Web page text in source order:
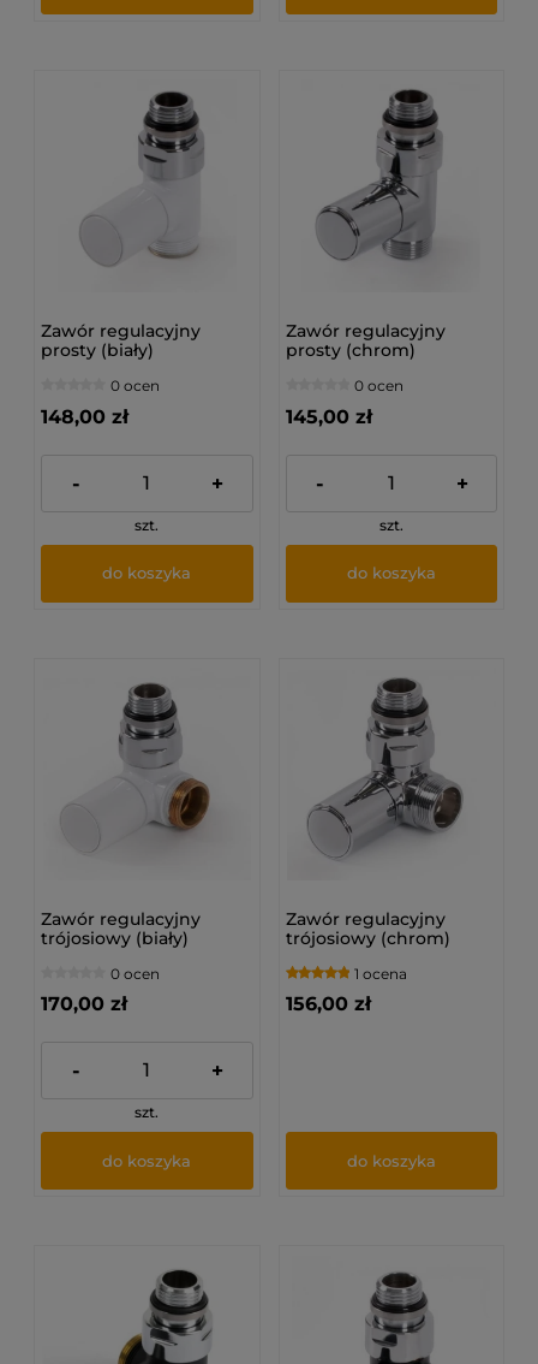
Zawór regulacyjny
prosty (biały)
0 ocen
148,00 zł
- +
szt.
do koszyka
Zawór regulacyjny
prosty (chrom)
0 ocen
145,00 zł
- +
szt.
do koszyka
Zawór regulacyjny
trójosiowy (biały)
0 ocen
170,00 zł
- +
szt.
do koszyka
Zawór regulacyjny
trójosiowy (chrom)
1 ocena
156,00 zł
do koszyka